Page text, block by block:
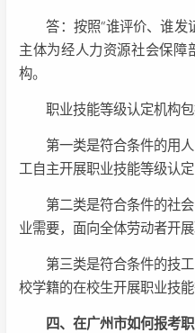
答：按照“谁评价、谁发
主体为经人力资源社会保障
构。
职业技能等级认定机构包
第一类是符合条件的用人
工自主开展职业技能等级认定
第二类是符合条件的社会
业需要，面向全体劳动者开
第三类是符合条件的技工
校学籍的在校生开展职业技能
四、在广州市如何报考